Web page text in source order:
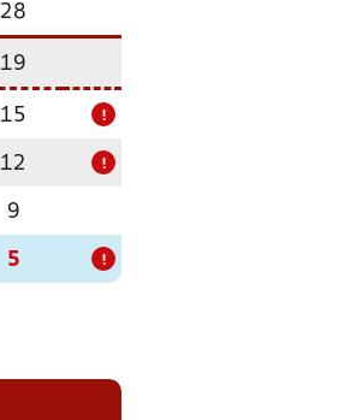
28
19
15 !
12 !
9
5 !